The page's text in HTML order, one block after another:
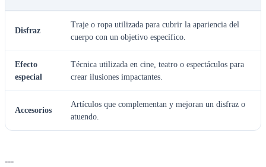
Disfraz
Traje o ropa utilizada para cubrir la apariencia del
cuerpo con un objetivo específico.
Efecto
especial
Técnica utilizada en cine, teatro o espectáculos para
crear ilusiones impactantes.
Accesorios
Artículos que complementan y mejoran un disfraz o
atuendo.
---